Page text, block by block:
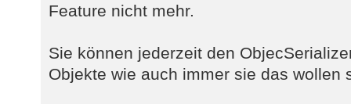
Feature nicht mehr.
Sie können jederzeit den
Objekte wie auch immer sie das wollen